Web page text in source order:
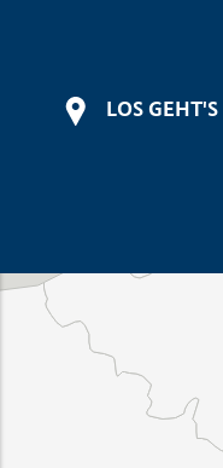
LOS GEHT'S